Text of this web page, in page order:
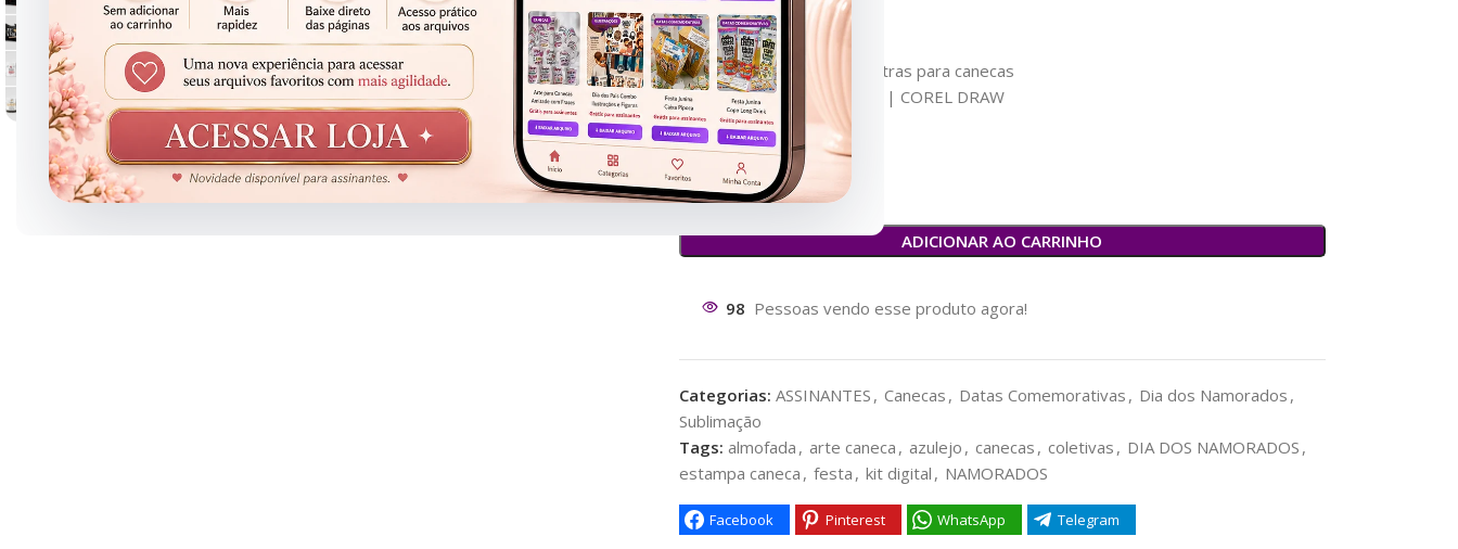
Clique para ampliar
15 artes para Almofadas
06 artes para azulejo
Brindes incluso 14 artes extras para canecas
Formato Digital: PNG | JPG | COREL DRAW
Resolução: 300dpi
ADICIONAR AO CARRINHO
189 Pessoas vendo esse produto agora!
Categorias: ASSINANTES , Canecas , Datas Comemorativas , Dia dos Namorados ,
Sublimação
Tags: almofada , arte caneca , azulejo , canecas , coletivas , DIA DOS NAMORADOS ,
estampa caneca , festa , kit digital , NAMORADOS
Facebook Pinterest WhatsApp Telegram